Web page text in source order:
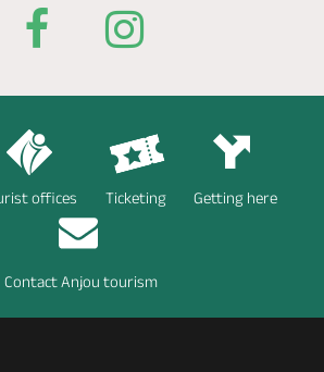
offices Ticketing Getting here
Contact Anjou tourism